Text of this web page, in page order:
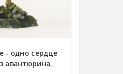
- одно сердце
авантюрина,